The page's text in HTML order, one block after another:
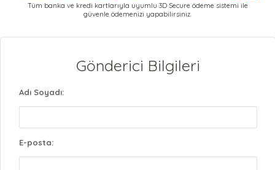
Tüm banka ve kredi kartlarıyla uyumlu 3D Secure ödeme sistemi ile
güvenle ödemenizi yapabilirsiniz.
Gönderici Bilgileri
Adı Soyadı:
E-posta: